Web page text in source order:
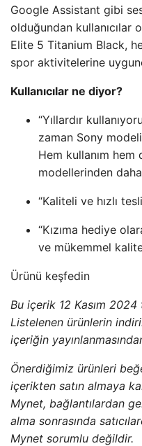
Google Assistant gibi
olduğundan kullanıcılar
Elite 5 Titanium Black,
spor aktivitelerine
Kullanıcılar ne diyor?
“Yıllardır
zaman Sony
Hem kullanım hem
modellerinden
“Kaliteli ve hızlı
“Kızıma hediye
ve mükemmel
Ürünü keşfedin
Bu içerik 12 Kasım 2024
Listelenen ürünlerin
içeriğin
Önerdiğimiz ürünleri
içerikten satın almaya
Mynet, bağlantılardan
alma sonrasında
Mynet sorumlu değildir.